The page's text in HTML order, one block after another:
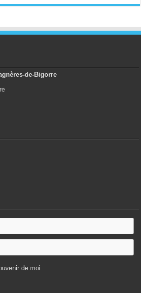
de-Bigorre
de moi